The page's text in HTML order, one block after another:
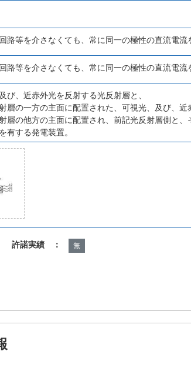
路等を介さなくても、常に同一の極性の直流電流
路等を介さなくても、常に同一の極性の直流電流
び、近赤外光を反射する光反射層と、
層の一方の主面に配置された、可視光、及び、
層の他方の主面に配置され、前記光反射層側と
有する発電装置。
許諾実績 ： 無